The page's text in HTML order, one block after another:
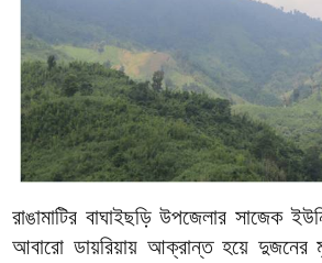
রাঙামাটির বাঘাইছড়ি উপজেলার সাজেক
আবারো ডায়রিয়ায় আক্রান্ত হয়ে দুজনের